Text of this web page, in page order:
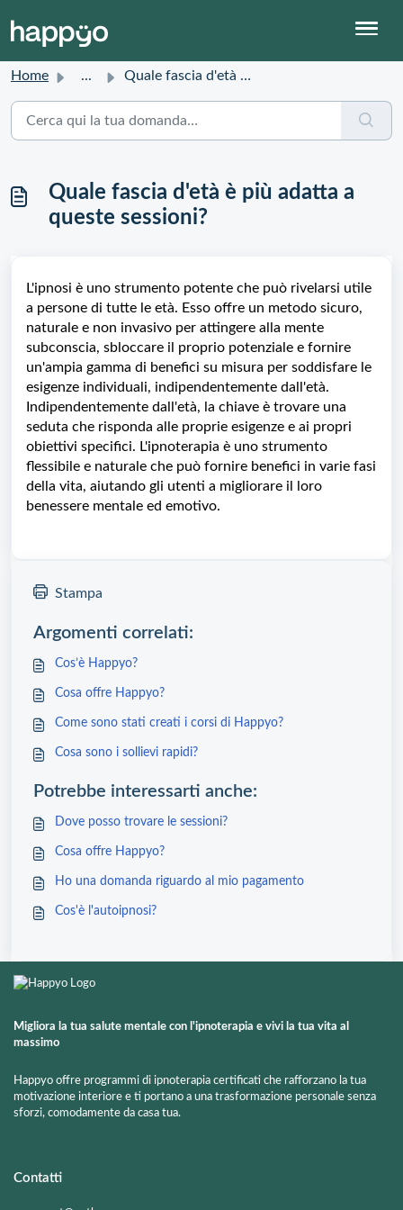
Home ... Quale fascia d'età è più adatta a queste sessioni?
Quale fascia d'età è più adatta a
queste sessioni?
L'ipnosi è uno strumento potente che può rivelarsi utile
a persone di tutte le età. Esso offre un metodo sicuro,
naturale e non invasivo per attingere alla mente
subconscia, sbloccare il proprio potenziale e fornire
un'ampia gamma di benefici su misura per soddisfare le
esigenze individuali, indipendentemente dall'età.
Indipendentemente dall'età, la chiave è trovare una
seduta che risponda alle proprie esigenze e ai propri
obiettivi specifici. L'ipnoterapia è uno strumento
flessibile e naturale che può fornire benefici in varie fasi
della vita, aiutando gli utenti a migliorare il loro
benessere mentale ed emotivo.
Stampa
Argomenti correlati:
Cos’è Happyo?
Cosa offre Happyo?
Come sono stati creati i corsi di Happyo?
Cosa sono i sollievi rapidi?
Potrebbe interessarti anche:
Dove posso trovare le sessioni?
Cosa offre Happyo?
Ho una domanda riguardo al mio pagamento
Cos'è l'autoipnosi?
Migliora la tua salute mentale con l'ipnoterapia e vivi la tua vita al
massimo
Happyo offre programmi di ipnoterapia certificati che rafforzano la tua
motivazione interiore e ti portano a una trasformazione personale senza
sforzi, comodamente da casa tua.
Contatti